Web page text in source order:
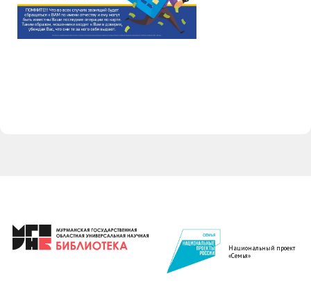
Национальный проект
«Семья»